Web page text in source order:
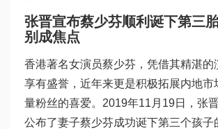
张晋宣布蔡少芬顺利诞下第三
别成焦点
香港著名女演员蔡少芬，凭借其精湛的
享有盛誉，近年来更是积极拓展内地市
量粉丝的喜爱。2019年11月19日，张
公布了妻子蔡少芬成功诞下第三个孩子